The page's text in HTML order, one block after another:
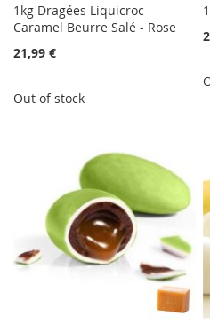
1kg Dragées Liquicroc
Caramel Beurre Salé - Rose
21,99 €
Out of stock